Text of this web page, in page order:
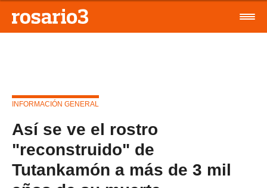
INFORMACIÓN GENERAL
Así se ve el rostro
"reconstruido" de
Tutankamón a más de 3 mil